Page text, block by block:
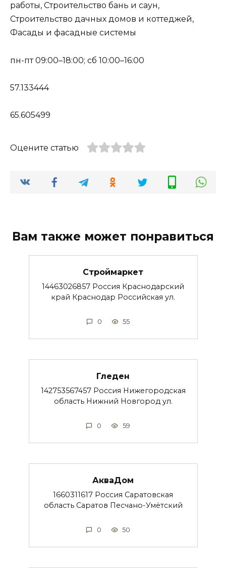
работы, Строительство бань и саун,
Строительство дачных домов и коттеджей,
Фасады и фасадные системы
пн-пт 09:00–18:00; сб 10:00–16:00
57.133444
65.605499
Оцените статью
Вам также может понравиться
Строймаркет
14463026857 Россия Краснодарский
край Краснодар Российская ул.
0 55
Гледен
142753567457 Россия Нижегородская
область Нижний Новгород ул.
0 59
АкваДом
1660311617 Россия Саратовская
область Саратов Песчано-Умётский
0 50